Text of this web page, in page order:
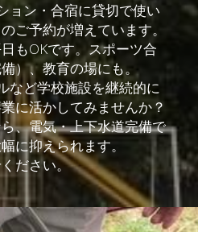
ョン・合宿に貸切で使い
ご予約が増えています。
もOKです。スポーツ合
）、教育の場にも。
など学校施設を継続的に
に活かしてみませんか？
、電気・上下水道完備で
に抑えられます。
ださい。